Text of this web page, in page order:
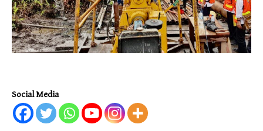
Social Media